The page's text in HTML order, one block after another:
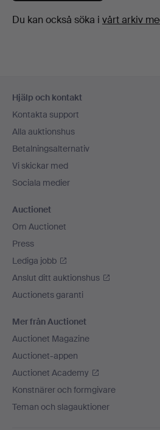
Du kan också söka i vårt arkiv
Hjälp och kontakt
Kontakta support
Alla auktionshus
Betalningsalternativ
Vi skickar med
Sociala medier
Auctionet
Om Auctionet
Press
Lediga jobb
Anslut ditt auktionshus
Auctionets garanti
Mer från Auctionet
Auctionet Magazine
Auctionet-appen
Auctionet Academy
Konstnärer och formgivare
Teman och slagauktioner